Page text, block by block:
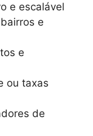
e escalável
e
e
ou taxas
de